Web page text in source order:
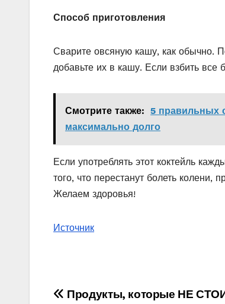
Способ приготовления
Сварите овсяную кашу, как обычно.
добавьте их в кашу. Если взбить все
Смотрите также: 5 правильных
максимально долго
Если употреблять этот коктейль
того, что перестанут болеть колени,
Желаем здоровья!
Источник
Навигация
Продукты, которые НЕ